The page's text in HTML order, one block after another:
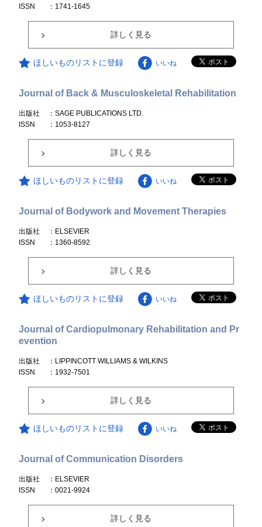
ISSN
：1741-1645
詳しく見る
ほしいものリストに登録 いいね
Journal of Back & Musculoskeletal Rehabilitation
出版社
：SAGE PUBLICATIONS LTD.
ISSN
：1053-8127
詳しく見る
ほしいものリストに登録 いいね
Journal of Bodywork and Movement Therapies
出版社
：ELSEVIER
ISSN
：1360-8592
詳しく見る
ほしいものリストに登録 いいね
Journal of Cardiopulmonary Rehabilitation and Pr
evention
出版社
：LIPPINCOTT WILLIAMS & WILKINS
ISSN
：1932-7501
詳しく見る
ほしいものリストに登録 いいね
Journal of Communication Disorders
出版社
：ELSEVIER
ISSN
：0021-9924
詳しく見る